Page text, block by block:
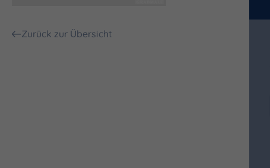
Zurück zur Übersicht